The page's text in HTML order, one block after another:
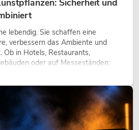
lebendig. Sie schaffen eine
verbessern das Ambiente und
in Hotels, Restaurants,
oder auf Messeständen:
gehört heute längst zum